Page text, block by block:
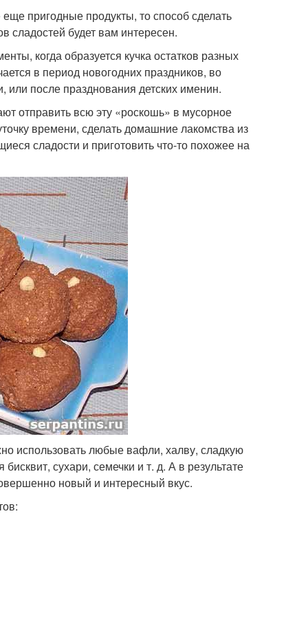
пригодные продукты, то способ сделать
сладостей будет вам интересен.
когда образуется кучка остатков разных
в период новогодних праздников, во
или после празднования детских именин.
отправить всю эту «роскошь» в мусорное
времени, сделать домашние лакомства из
сладости и приготовить что-то похожее на
использовать любые вафли, халву, сладкую
сухари, семечки и т. д. А в результате
новый и интересный вкус.